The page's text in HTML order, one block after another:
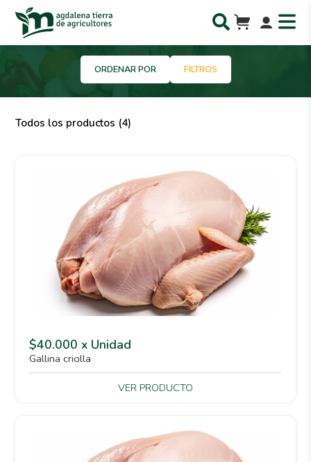
ORDENAR POR FILTROS
Todos los productos (4)
$40.000 x Unidad
Gallina criolla
VER PRODUCTO